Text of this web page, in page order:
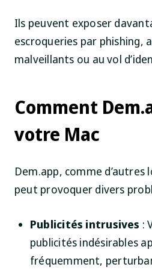
Ils peuvent exposer
escroqueries par phishing,
malveillants ou au vol
Comment
votre Mac
Dem.app, comme d’autres
peut provoquer divers
Publicités intrusives :
publicités indésirables
fréquemment,